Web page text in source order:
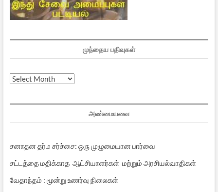
முந்தைய பதிவுகள்
முந்தைய
அண்மையவை
சனாதன தர்ம சர்ச்சை: ஒரு முழுமையான பார்வை
சட்டத்தை மதிக்காத ஆட்சியாளர்கள் மற்றும் அரசியல்வாதிகள்
வேதாந்தம் : மூன்று உணர்வு நிலைகள்